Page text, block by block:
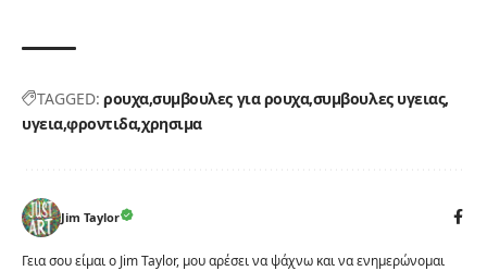
TAGGED: ρουχασυμβουλες για ρουχασυμβουλες υγειας
υγειαφροντιδαχρησιμα
Jim Taylor
Γεια σου είμαι ο Jim Taylor, μου αρέσει να ψάχνω και να ενημερώνομαι